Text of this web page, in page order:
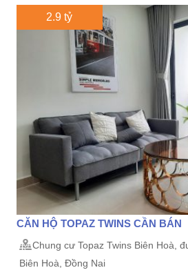
2.9 tỷ
CĂN HỘ TOPAZ TWINS CẦN BÁN
Chung cư Topaz Twins Biên Hoà,
Biên Hoà, Đồng Nai